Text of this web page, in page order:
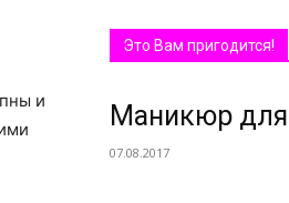
и
Это Вам пригодится!
Маникюр
07.08.2017